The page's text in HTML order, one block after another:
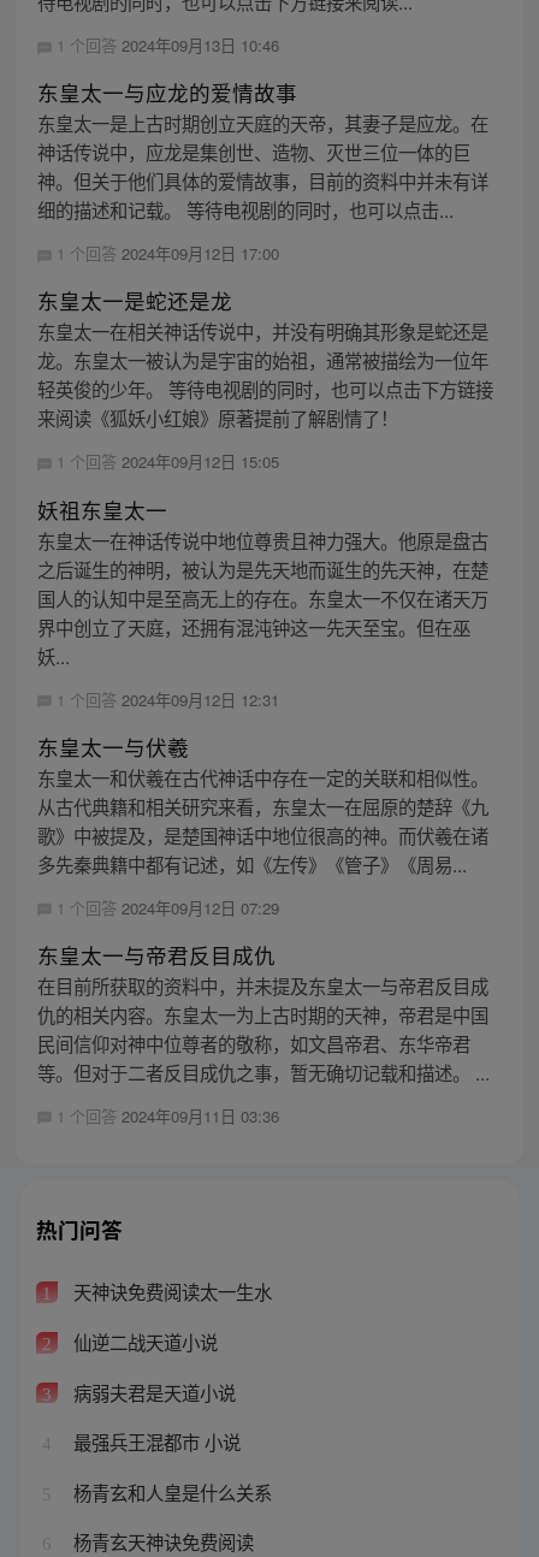
1 个回答 2024年09月13日 10:46
东皇太一与应龙的爱情故事
东皇太一是上古时期创立天庭的天帝，其妻子是应龙。在
神话传说中，应龙是集创世、造物、灭世三位一体的巨
神。但关于他们具体的爱情故事，目前的资料中并未有详
细的描述和记载。 等待电视剧的同时，也可以点击...
1 个回答 2024年09月12日 17:00
东皇太一是蛇还是龙
东皇太一在相关神话传说中，并没有明确其形象是蛇还是
龙。东皇太一被认为是宇宙的始祖，通常被描绘为一位年
轻英俊的少年。 等待电视剧的同时，也可以点击下方链接
来阅读《狐妖小红娘》原著提前了解剧情了！
1 个回答 2024年09月12日 15:05
妖祖东皇太一
东皇太一在神话传说中地位尊贵且神力强大。他原是盘古
之后诞生的神明，被认为是先天地而诞生的先天神，在楚
国人的认知中是至高无上的存在。东皇太一不仅在诸天万
界中创立了天庭，还拥有混沌钟这一先天至宝。但在巫
妖...
1 个回答 2024年09月12日 12:31
东皇太一与伏羲
东皇太一和伏羲在古代神话中存在一定的关联和相似性。
从古代典籍和相关研究来看，东皇太一在屈原的楚辞《九
歌》中被提及，是楚国神话中地位很高的神。而伏羲在诸
多先秦典籍中都有记述，如《左传》《管子》《周易...
1 个回答 2024年09月12日 07:29
东皇太一与帝君反目成仇
在目前所获取的资料中，并未提及东皇太一与帝君反目成
仇的相关内容。东皇太一为上古时期的天神，帝君是中国
民间信仰对神中位尊者的敬称，如文昌帝君、东华帝君
等。但对于二者反目成仇之事，暂无确切记载和描述。 ...
1 个回答 2024年09月11日 03:36
热门问答
1 天神诀免费阅读太一生水
2 仙逆二战天道小说
3 病弱夫君是天道小说
4 最强兵王混都市 小说
5 杨青玄和人皇是什么关系
6 杨青玄天神诀免费阅读